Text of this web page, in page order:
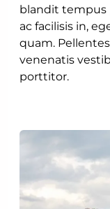
blandit tempus
ac facilisis in,
quam.
venenatis
porttitor.